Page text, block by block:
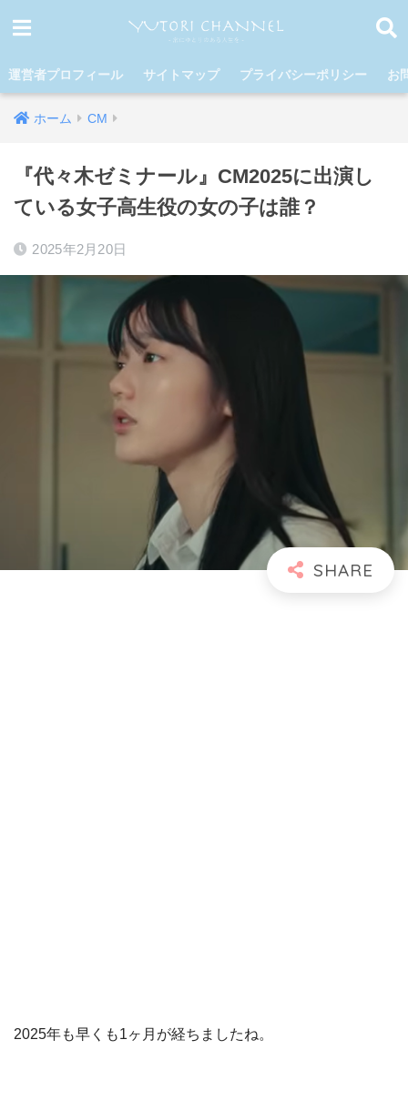
運営者プロフィール サイトマップ プライバシーポリシー お
ホーム CM
『代々木ゼミナール』CM2025に出演し
ている女子高生役の女の子は誰？
2025年2月20日
2025年も早くも1ヶ月が経ちましたね。